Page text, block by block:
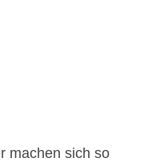
machen sich so